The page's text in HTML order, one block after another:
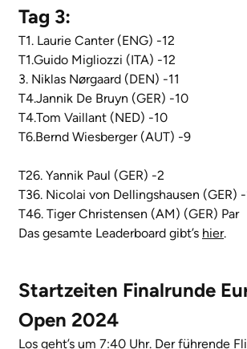
Tag 3:
T1. Laurie Canter (ENG) -12
T1.Guido Migliozzi (ITA) -12
3. Niklas Nørgaard (DEN) -11
T4.Jannik De Bruyn (GER) -10
T4.Tom Vaillant (NED) -10
T6.Bernd Wiesberger (AUT) -9
T26. Yannik Paul (GER) -2
T36. Nicolai von Dellingshausen (GER) -
T46. Tiger Christensen (AM) (GER) Par
Das gesamte Leaderboard gibt’s hier.
Startzeiten Finalrunde
Open 2024
Los geht’s um 7:40 Uhr. Der führende